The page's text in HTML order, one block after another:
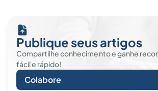
Publique seus artigos
Compartilhe conhecimento e ganhe
fácil e rápido!
Colabore